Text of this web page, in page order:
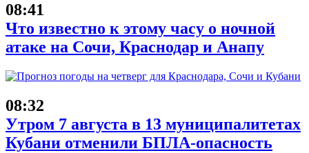
08:41
Что известно к этому часу о ночной
атаке на Сочи, Краснодар и Анапу
08:32
Утром 7 августа в 13 муниципалитетах
Кубани отменили БПЛА-опасность